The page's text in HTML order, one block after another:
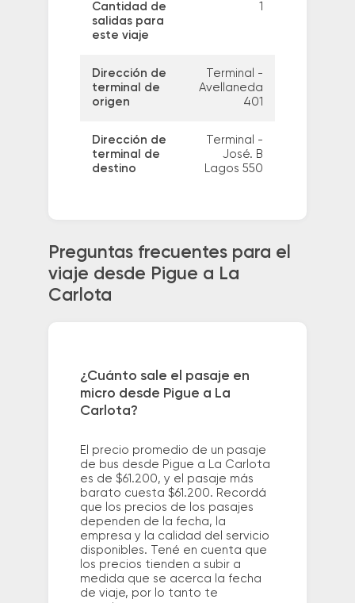
Cantidad de
salidas para
este viaje
1
Dirección de
terminal de
origen
Terminal -
Avellaneda
401
Dirección de
terminal de
destino
Terminal -
José. B
Lagos 550
Preguntas frecuentes para el
viaje desde Pigue a La
Carlota
¿Cuánto sale el pasaje en
micro desde Pigue a La
Carlota?
El precio promedio de un pasaje
de bus desde Pigue a La Carlota
es de $61.200, y el pasaje más
barato cuesta $61.200. Recordá
que los precios de los pasajes
dependen de la fecha, la
empresa y la calidad del servicio
disponibles. Tené en cuenta que
los precios tienden a subir a
medida que se acerca la fecha
de viaje, por lo tanto te